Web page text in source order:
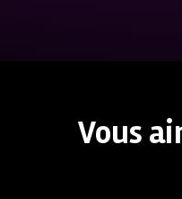
Vous